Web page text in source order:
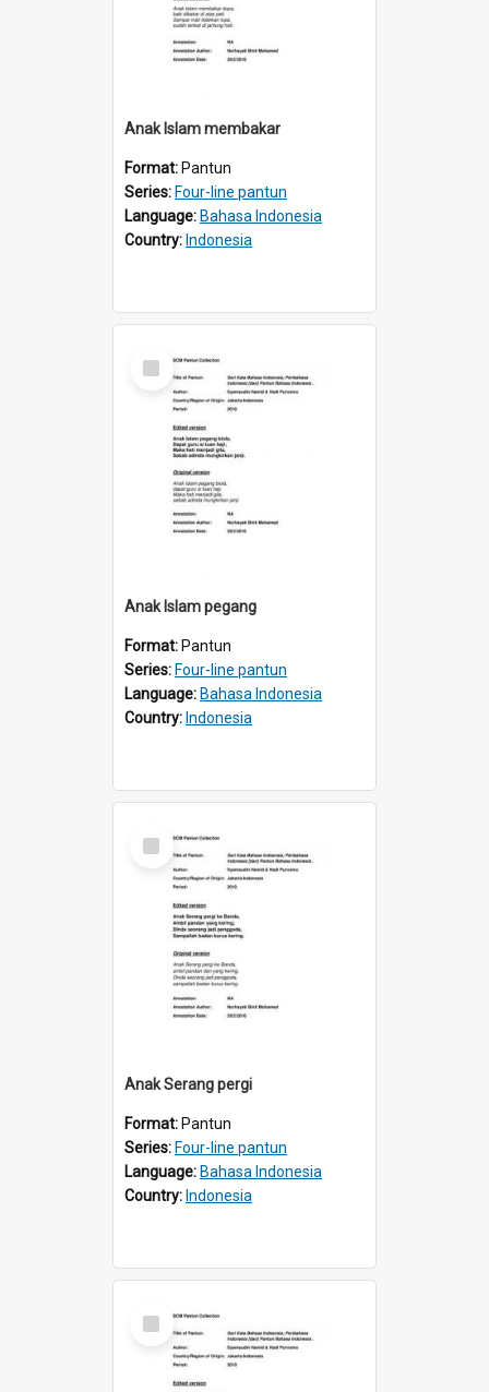
Anak Islam membakar
Format: Pantun
Series: Four-line pantun
Language: Bahasa Indonesia
Country: Indonesia
Select
Item
Anak Islam pegang
Format: Pantun
Series: Four-line pantun
Language: Bahasa Indonesia
Country: Indonesia
Select
Item
Anak Serang pergi
Format: Pantun
Series: Four-line pantun
Language: Bahasa Indonesia
Country: Indonesia
Select
Item